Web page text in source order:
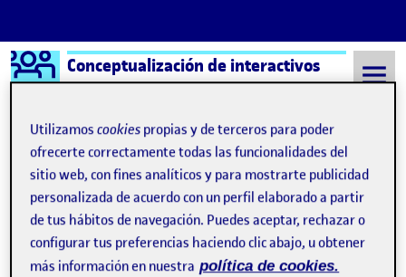
Saltar al contenido
Logo Ágora
Conceptualización de interactivos
Semestre 20221 - Aula 1 derecho a la intimidad
derecho a la intimidad
Utilizamoscookies propias y de terceros para poder
ofrecerte correctamente todas las funcionalidades del
sitio web, con fines analíticos y para mostrarte publicidad
personalizada de acuerdo con un perfil elaborado a partir
de tus hábitos de navegación. Puedes aceptar, rechazar o
configurar tus preferencias haciendo clic abajo, u obtener
más información en nuestra política de cookies.